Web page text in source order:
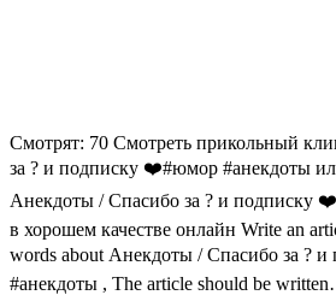
Смотрят: 70 Смотреть прикольный
за ? и подписку ❤️#юмор #анекдоты
Анекдоты / Спасибо за ? и подписку
в хорошем качестве онлайн Write an
words about Анекдоты / Спасибо за ?
#анекдоты , The article should be